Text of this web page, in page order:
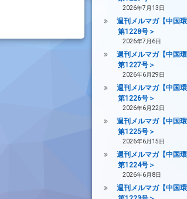
2026年7月13日
週刊メルマガ【中国
第1228号＞
2026年7月6日
週刊メルマガ【中国
第1227号＞
2026年6月29日
週刊メルマガ【中国
第1226号＞
2026年6月22日
週刊メルマガ【中国
第1225号＞
2026年6月15日
週刊メルマガ【中国
第1224号＞
2026年6月8日
週刊メルマガ【中国